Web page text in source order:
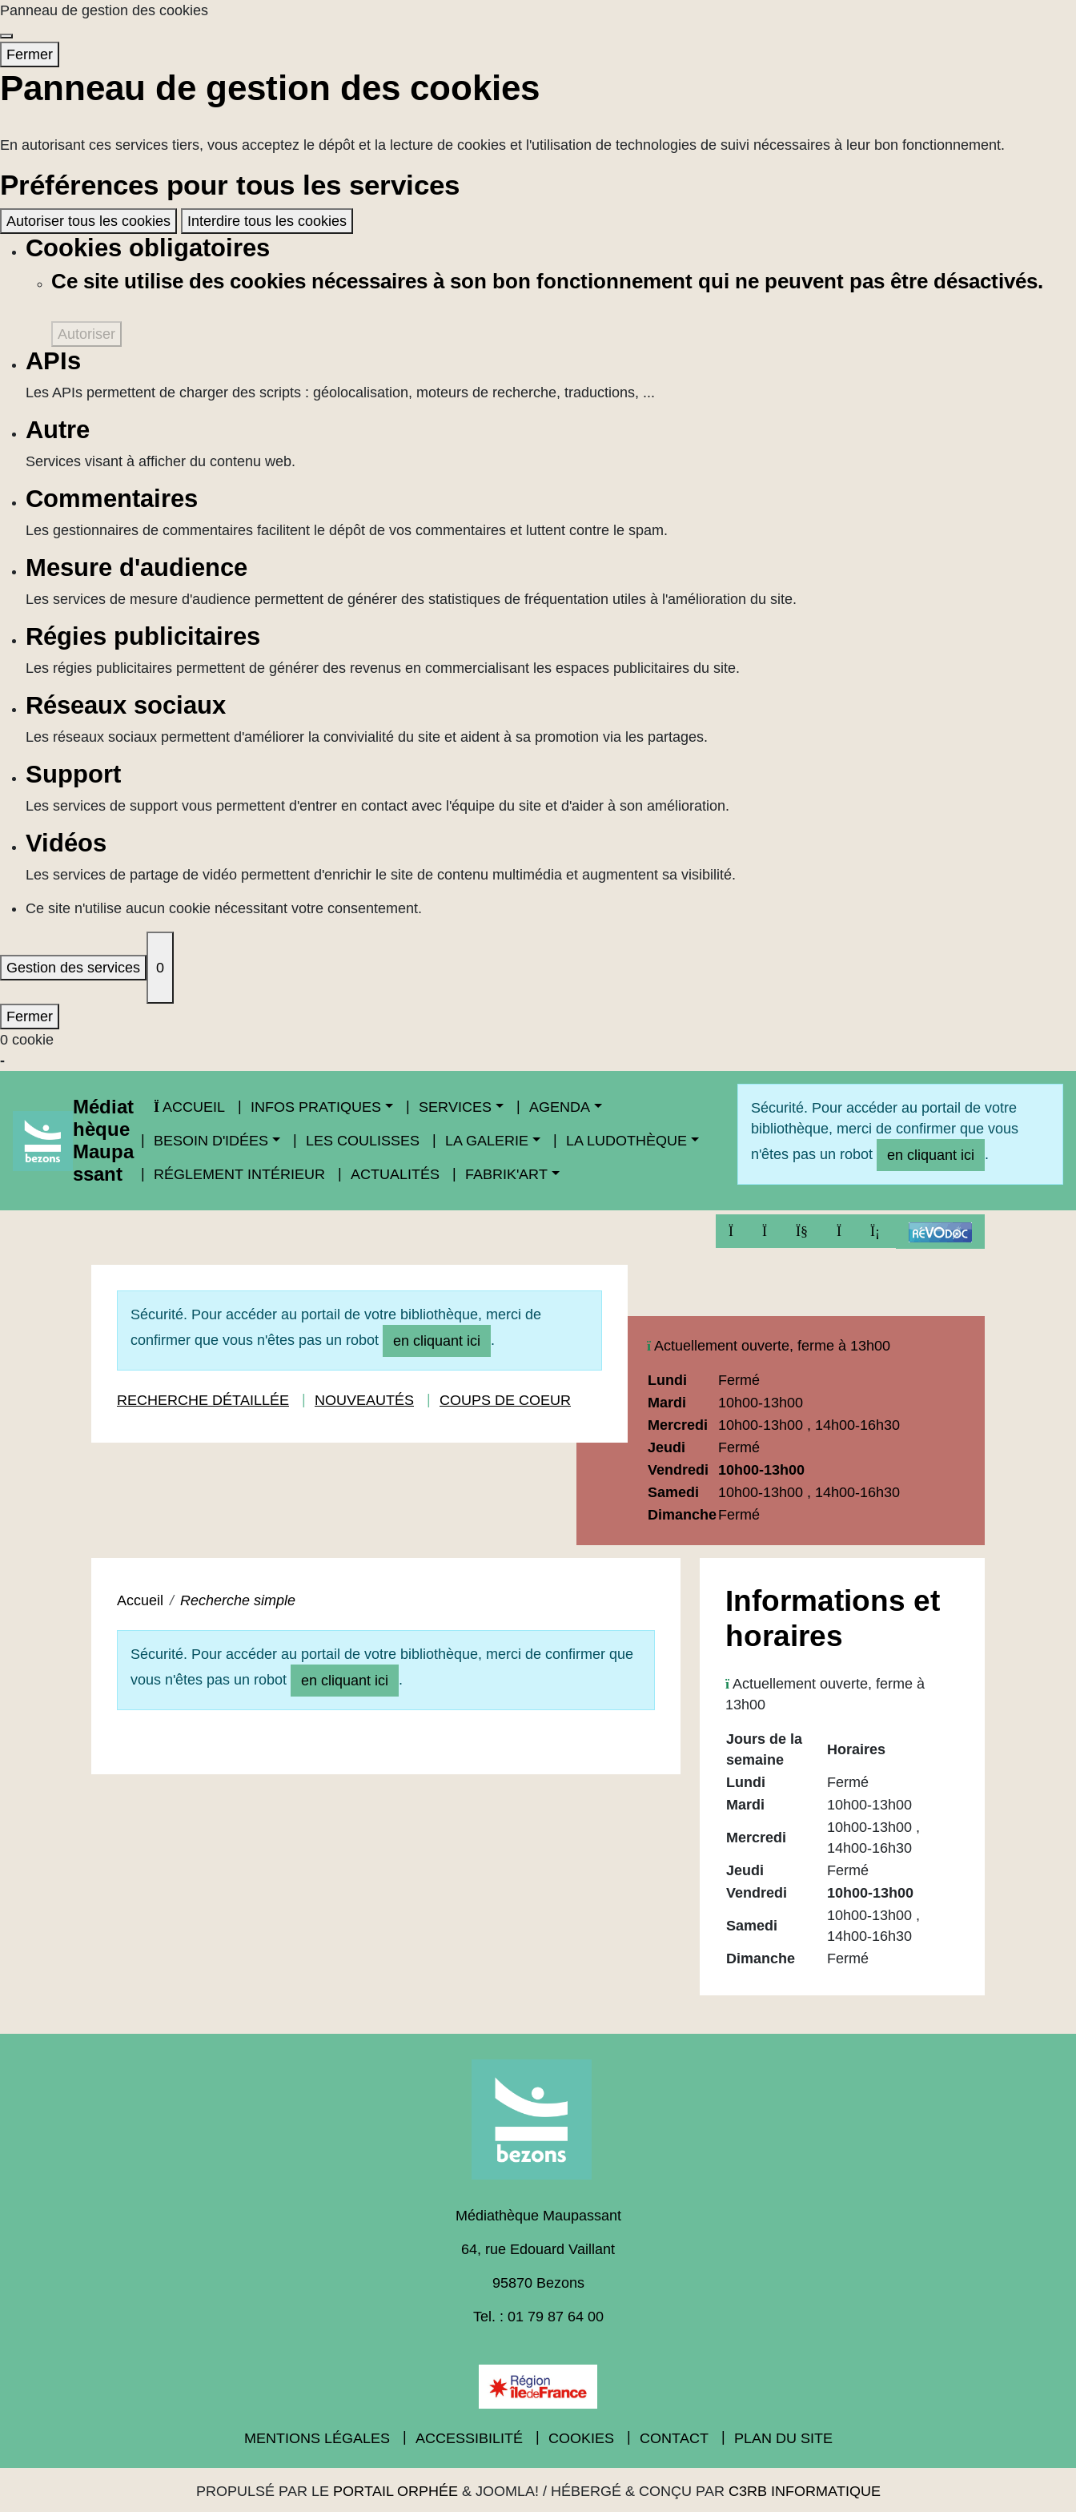
Panneau de gestion des cookies
Fermer
Panneau de gestion des cookies
En autorisant ces services tiers, vous acceptez le dépôt et la lecture de cookies et l'utilisation de technologies de suivi nécessaires à leur bon fonctionnement.
Préférences pour tous les services
Autoriser tous les cookies Interdire tous les cookies
Cookies obligatoires
Ce site utilise des cookies nécessaires à son bon fonctionnement qui ne peuvent pas être désactivés.
Autoriser
APIs
Les APIs permettent de charger des scripts : géolocalisation, moteurs de recherche, traductions, ...
Autre
Services visant à afficher du contenu web.
Commentaires
Les gestionnaires de commentaires facilitent le dépôt de vos commentaires et luttent contre le spam.
Mesure d'audience
Les services de mesure d'audience permettent de générer des statistiques de fréquentation utiles à l'amélioration du site.
Régies publicitaires
Les régies publicitaires permettent de générer des revenus en commercialisant les espaces publicitaires du site.
Réseaux sociaux
Les réseaux sociaux permettent d'améliorer la convivialité du site et aident à sa promotion via les partages.
Support
Les services de support vous permettent d'entrer en contact avec l'équipe du site et d'aider à son amélioration.
Vidéos
Les services de partage de vidéo permettent d'enrichir le site de contenu multimédia et augmentent sa visibilité.
Ce site n'utilise aucun cookie nécessitant votre consentement.
Gestion des services 0
Fermer
0 cookie
-
Médiat
hèque
Maupa
ssant
ACCUEIL INFOS PRATIQUES SERVICES AGENDA
BESOIN D'IDÉES LES COULISSES LA GALERIE LA LUDOTHÈQUE
RÉGLEMENT INTÉRIEUR ACTUALITÉS FABRIK'ART
Sécurité. Pour accéder au portail de votre
bibliothèque, merci de confirmer que vous
n'êtes pas un robot
en cliquant ici .
FACEBOOK
TWITTERYOUTUBEINSTAGRAM
LINKEDIN
Sécurité. Pour accéder au portail de votre bibliothèque, merci de
confirmer que vous n'êtes pas un robot
en cliquant ici .
RECHERCHE DÉTAILLÉE NOUVEAUTÉS COUPS DE COEUR
Actuellement ouverte, ferme à 13h00
Horaires
Médiathèque
Maupassant
Lundi
Fermé
Mardi
10h00-13h00
Mercredi
10h00-13h00 , 14h00-16h30
Jeudi
Fermé
Vendredi
10h00-13h00
Samedi
10h00-13h00 , 14h00-16h30
DimancheFermé
Accueil Recherche simple
Sécurité. Pour accéder au portail de votre bibliothèque, merci de confirmer que
vous n'êtes pas un robot
en cliquant ici .
Informations et
horaires
Actuellement ouverte, ferme à
13h00
Horaires
Médiathèque
Jours de la
semaine
Horaires
Lundi
Fermé
Mardi
10h00-13h00
Mercredi
10h00-13h00 ,
14h00-16h30
Jeudi
Fermé
Vendredi
10h00-13h00
Samedi
10h00-13h00 ,
14h00-16h30
Dimanche
Fermé
Médiathèque Maupassant
64, rue Edouard Vaillant
95870 Bezons
Tel. : 01 79 87 64 00
MENTIONS LÉGALES ACCESSIBILITÉ COOKIES CONTACT PLAN DU SITE
PROPULSÉ PAR LE PORTAIL ORPHÉE & JOOMLA! / HÉBERGÉ & CONÇU PAR C3RB INFORMATIQUE